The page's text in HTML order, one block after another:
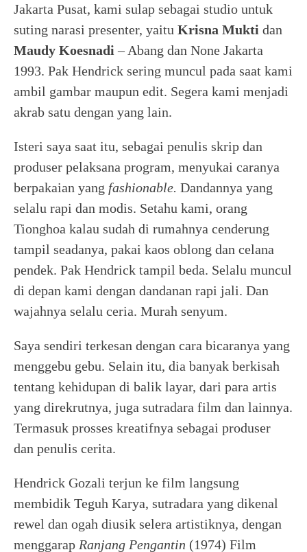
Jakarta Pusat, kami sulap sebagai studio untuk
suting narasi presenter, yaitu Krisna Mukti dan
Maudy Koesnadi – Abang dan None Jakarta
1993. Pak Hendrick sering muncul pada saat kami
ambil gambar maupun edit. Segera kami menjadi
akrab satu dengan yang lain.
Isteri saya saat itu, sebagai penulis skrip dan
produser pelaksana program, menyukai caranya
berpakaian yang fashionable. Dandannya yang
selalu rapi dan modis. Setahu kami, orang
Tionghoa kalau sudah di rumahnya cenderung
tampil seadanya, pakai kaos oblong dan celana
pendek. Pak Hendrick tampil beda. Selalu muncul
di depan kami dengan dandanan rapi jali. Dan
wajahnya selalu ceria. Murah senyum.
Saya sendiri terkesan dengan cara bicaranya yang
menggebu gebu. Selain itu, dia banyak berkisah
tentang kehidupan di balik layar, dari para artis
yang direkrutnya, juga sutradara film dan lainnya.
Termasuk prosses kreatifnya sebagai produser
dan penulis cerita.
Hendrick Gozali terjun ke film langsung
membidik Teguh Karya, sutradara yang dikenal
rewel dan ogah diusik selera artistiknya, dengan
menggarap Ranjang Pengantin (1974) Film